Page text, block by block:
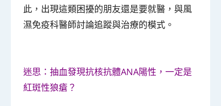
此，出現這類困擾的朋友還是要就醫，與風
濕免疫科醫師討論追蹤與治療的模式。
迷思：抽血發現抗核抗體ANA陽性，一定是
紅斑性狼瘡？